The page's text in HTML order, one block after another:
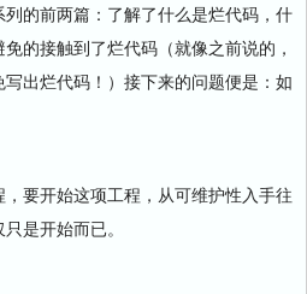
的前两篇：了解了什么是烂代码，什
的接触到了烂代码（就像之前说的，
出烂代码！）接下来的问题便是：如
要开始这项工程，从可维护性入手往
是开始而已。